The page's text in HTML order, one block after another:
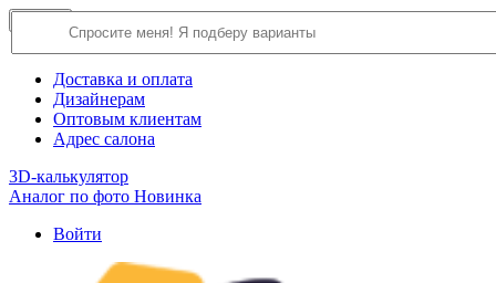
О компании
Доставка и оплата
Дизайнерам
Оптовым клиентам
Адрес салона
3D-калькулятор
Аналог по фото Новинка
Войти